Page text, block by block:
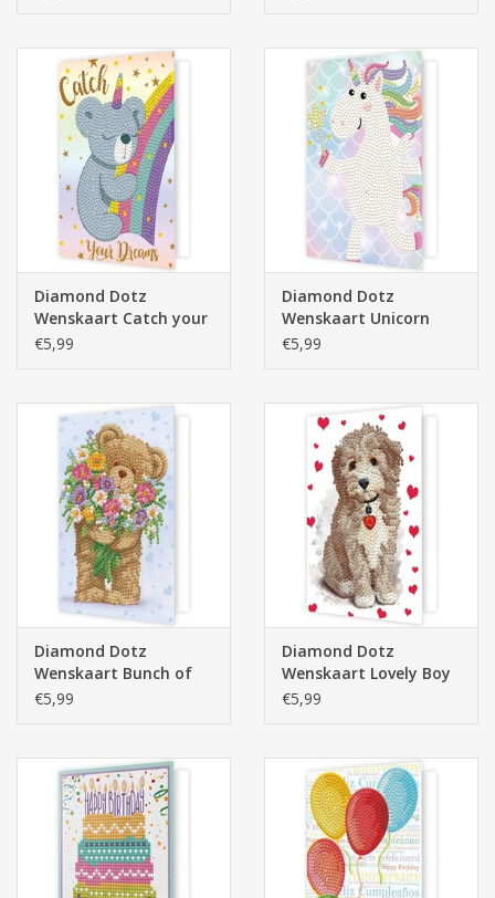
Diamond Dotz
Wenskaart Catch your
Dreams
€5,99
Diamond Dotz
Wenskaart Unicorn
€5,99
Diamond Dotz
Wenskaart Bunch of
Love
€5,99
Diamond Dotz
Wenskaart Lovely Boy
€5,99